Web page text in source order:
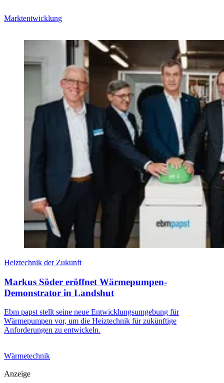
Marktentwicklung
Heiztechnik der Zukunft
Markus Söder eröffnet Wärmepumpen-
Demonstrator in Landshut
Ebm papst stellt seine neue Entwicklungsumgebung für
Wärmepumpen vor, um die Heiztechnik für zukünftige
Anforderungen zu entwickeln.
Wärmetechnik
Anzeige